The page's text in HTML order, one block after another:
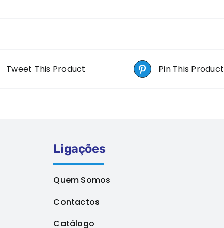
Tweet This Product Pin This Product
Ligações
Quem Somos
Contactos
Catálogo